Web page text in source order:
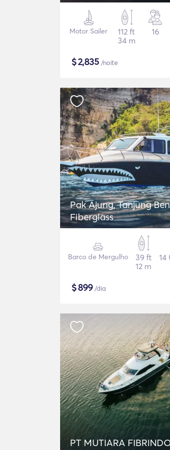
Motor Sailer
112 ft
34 m
16
$2,835 /noite
Pak Ajung, Tanjung
Fiberglass
Barco de Mergulho
39 ft
12 m
14
$899/dia
PT MUTIARA